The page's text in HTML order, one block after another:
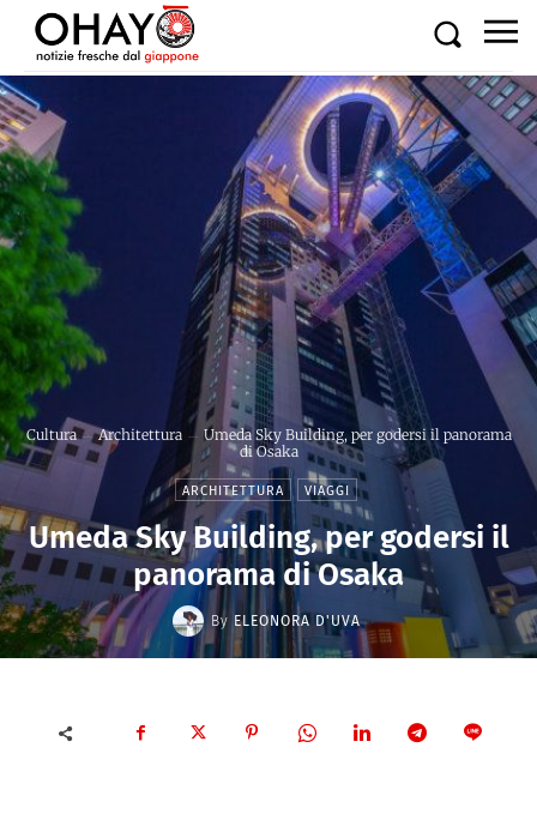
Cultura Architettura
Umeda Sky Building, per godersi il panorama
di Osaka
ARCHITETTURA VIAGGI
Umeda Sky Building, per godersi il
panorama di Osaka
By ELEONORA D'UVA